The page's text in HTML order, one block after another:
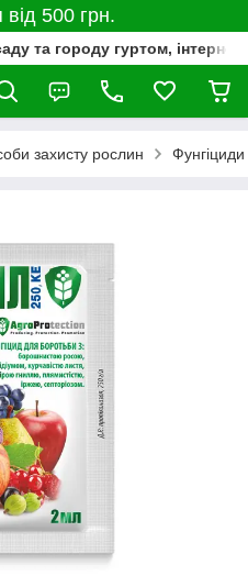
500 грн.
та городу гуртом,
захисту рослин Фунгіциди